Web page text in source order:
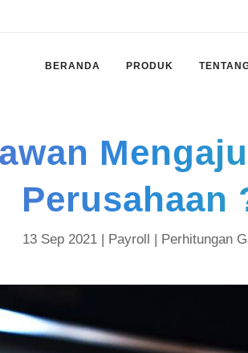
BERANDA PRODUK
Perusahaan
13 Sep 2021 | Payroll | Perhitungan